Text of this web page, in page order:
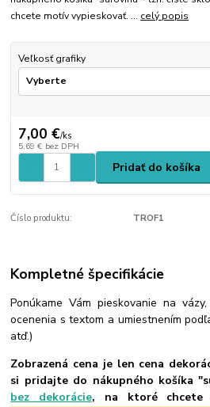
chcete motív vypieskovať. ... celý popis
Veľkosť grafiky
7,00 €/ks
5,69 € bez DPH
Pridať do košíka
Číslo produktu: TROF1
Kompletné špecifikácie
Ponúkame Vám pieskovanie na
ocenenia s textom a umiestnením
atď.)
Zobrazená cena je len cena
si pridajte do nákupného košíka
bez dekorácie, na ktoré chcete